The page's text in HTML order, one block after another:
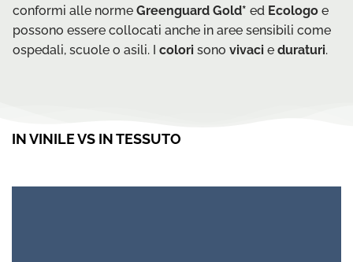
conformi alle norme Greenguard Gold* ed Ecologo e
possono essere collocati anche in aree sensibili come
ospedali, scuole o asili. I colori sono vivaci e duraturi.
IN VINILE VS IN TESSUTO